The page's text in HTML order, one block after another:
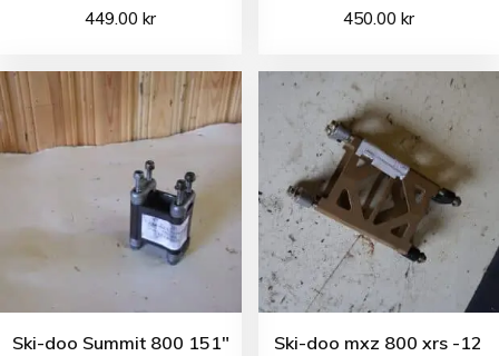
449.00kr 450.00 kr
Ski-doo Summit 800 151″
Ski-doo mxz 800 xrs -12